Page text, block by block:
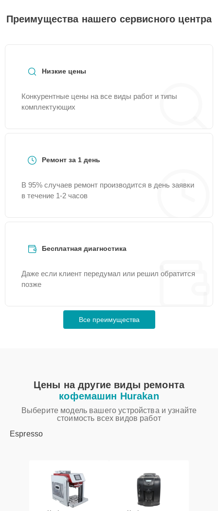
Преимущества нашего сервисного центра
Низкие цены
Конкурентные цены на все виды работ и типы
комплектующих
Ремонт за 1 день
В 95% случаев ремонт производится в день заявки
в течение 1-2 часов
Бесплатная диагностика
Даже если клиент передумал или решил обратится
позже
Все преимущества
Цены на другие виды ремонта
кофемашин Hurakan
Выберите модель вашего устройства и узнайте
стоимость всех видов работ
Espresso